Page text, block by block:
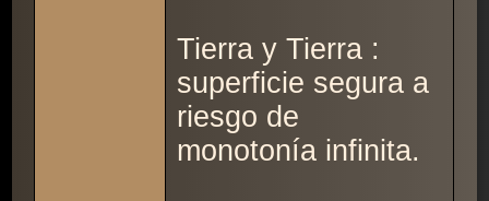
Tierra y Tierra :
superficie segura a
riesgo de
monotonía infinita.